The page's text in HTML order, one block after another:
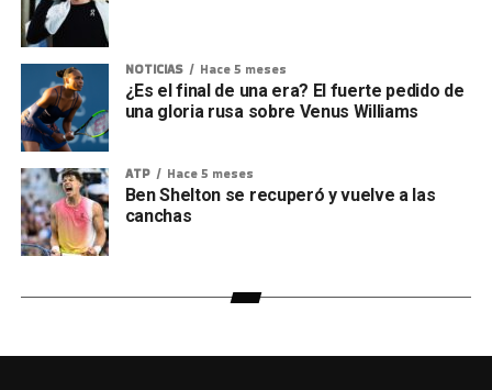
NOTICIAS Hace 5 meses
¿Es el final de una era? El fuerte pedido de
una gloria rusa sobre Venus Williams
ATP Hace 5 meses
Ben Shelton se recuperó y vuelve a las
canchas